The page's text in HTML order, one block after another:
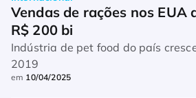
Vendas de rações nos EUA
R$ 200 bi
Indústria de pet food do país
2019
em 10/04/2025